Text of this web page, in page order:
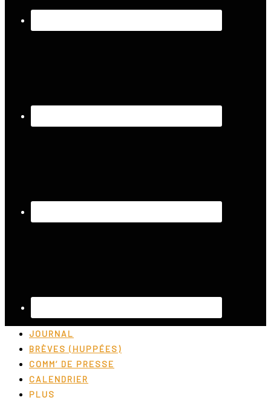
JOURNAL
BRÈVES (HUPPÉES)
COMM’ DE PRESSE
CALENDRIER
PLUS